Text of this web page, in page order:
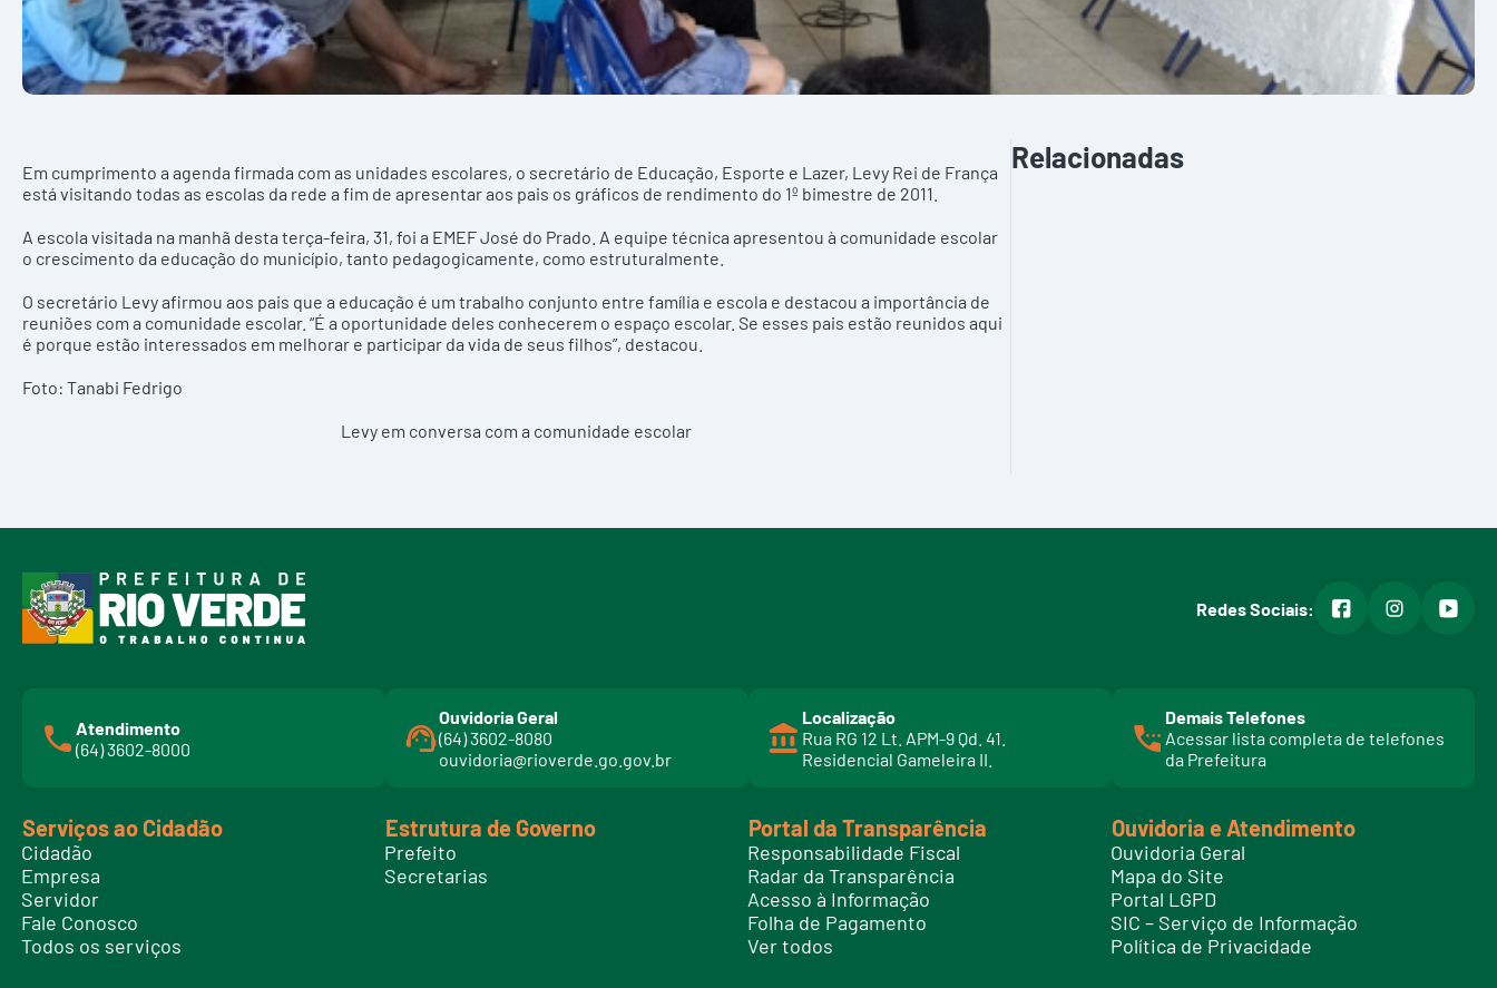
Em cumprimento a agenda firmada com as unidades escolares, o secretário de Educação, Esporte e Lazer, Levy Rei de França
está visitando todas as escolas da rede a fim de apresentar aos pais os gráficos de rendimento do 1º bimestre de 2011.
A escola visitada na manhã desta terça-feira, 31, foi a EMEF José do Prado. A equipe técnica apresentou à comunidade escolar
o crescimento da educação do município, tanto pedagogicamente, como estruturalmente.
O secretário Levy afirmou aos pais que a educação é um trabalho conjunto entre família e escola e destacou a importância de
reuniões com a comunidade escolar. “É a oportunidade deles conhecerem o espaço escolar. Se esses pais estão reunidos aqui
é porque estão interessados em melhorar e participar da vida de seus filhos”, destacou.
Foto: Tanabi Fedrigo
Levy em conversa com a comunidade escolar
Relacionadas
Redes Sociais: facebookinstagram
Atendimento
(64) 3602-8000
Ouvidoria Geral
(64) 3602-8080
ouvidoria@rioverde.go.gov.br
Localização
Rua RG 12 Lt. APM-9 Qd. 41.
Residencial Gameleira II.
Demais Telefones
Acessar lista completa de telefones
da Prefeitura
l
i
t
e
l
e
f
o
n
Serviços ao Cidadão
Cidadão
Empresa
Servidor
Fale Conosco
Todos os serviços
Estrutura de Governo
Prefeito
Secretarias
Portal da Transparência
Responsabilidade Fiscal
Radar da Transparência
Acesso à Informação
Folha de Pagamento
Ver todos
Ouvidoria e Atendimento
Ouvidoria Geral
Mapa do Site
Portal LGPD
SIC – Serviço de Informação
Política de Privacidade